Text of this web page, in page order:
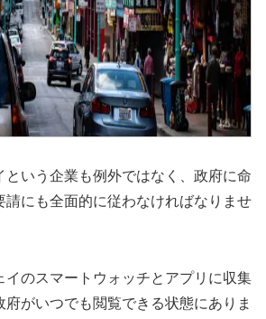
という企業も例外ではなく、政府に命
請にも全面的に従わなければなりませ
イのスマートウォッチとアプリに収集
府がいつでも閲覧できる状態にありま